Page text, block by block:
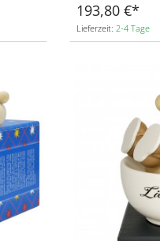
193,80 €
Lieferzeit: 2-4 Tage